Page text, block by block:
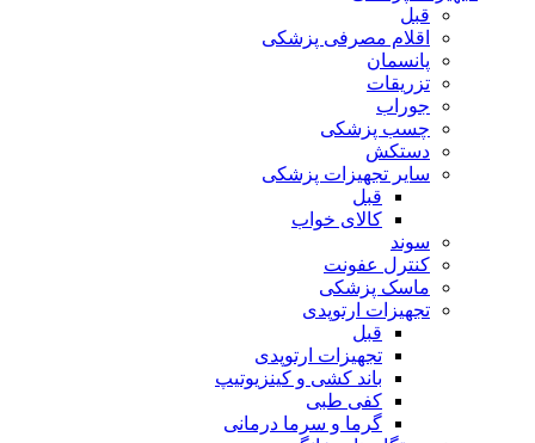
قبل
اقلام مصرفی پزشکی
پانسمان
تزریقات
جوراب
چسب پزشکی
دستکش
سایر تجهیزات پزشکی
قبل
کالای خواب
سوند
کنترل عفونت
ماسک پزشکی
تجهیزات ارتوپدی
قبل
تجهیزات ارتوپدی
باند کشی و کینزیوتیپ
کفی طبی
گرما و سرما درمانی